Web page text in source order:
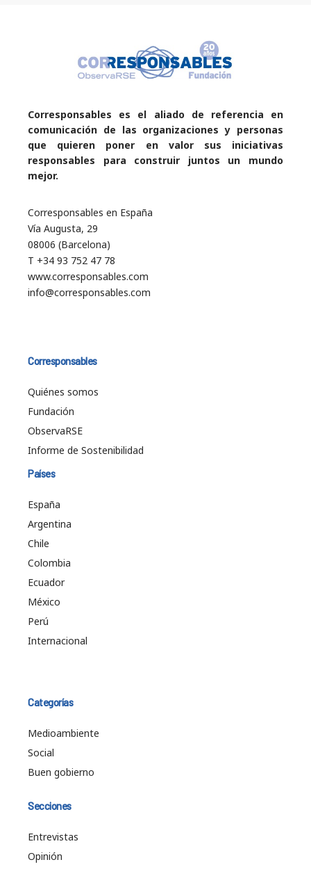
Corresponsables es el aliado de referencia en
comunicación de las organizaciones y personas
que quieren poner en valor sus iniciativas
responsables para construir juntos un mundo
mejor.
Corresponsables en España
Vía Augusta, 29
08006 (Barcelona)
T +34 93 752 47 78
www.corresponsables.com
info@corresponsables.com
Corresponsables
Quiénes somos
Fundación
ObservaRSE
Informe de Sostenibilidad
Países
España
Argentina
Chile
Colombia
Ecuador
México
Perú
Internacional
Categorías
Medioambiente
Social
Buen gobierno
Secciones
Entrevistas
Opinión